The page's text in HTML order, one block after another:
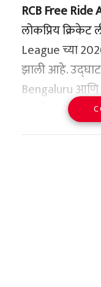
RCB Free
लोकप्रिय
League च्या
झाली आहे.
Bengaluru
आमनेसामने आले
रिक्षा चालकाने